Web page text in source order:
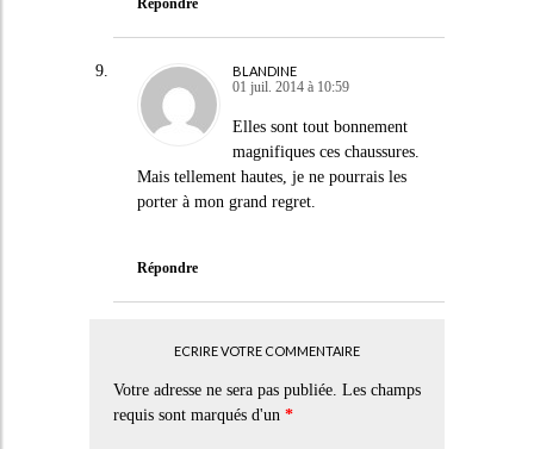
BLANDINE
01 juil. 2014 à 10:59
Elles sont tout bonnement
magnifiques ces chaussures.
Mais tellement hautes, je ne pourrais les
porter à mon grand regret.
Répondre
ECRIRE VOTRE COMMENTAIRE
Votre adresse ne sera pas publiée. Les champs
requis sont marqués d'un *